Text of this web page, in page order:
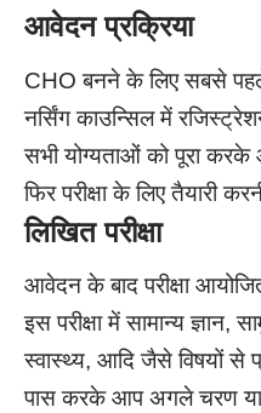
आवेदन प्रक्रिया
CHO बनने के लिए सबसे
नर्सिंग काउन्सिल में
सभी योग्यताओं को पूरा
फिर परीक्षा के लिए तैयारी
लिखित परीक्षा
आवेदन के बाद परीक्षा
इस परीक्षा में सामान्य ज्ञान,
स्वास्थ्य, आदि जैसे विषयों से
पास करके आप अगले चरण